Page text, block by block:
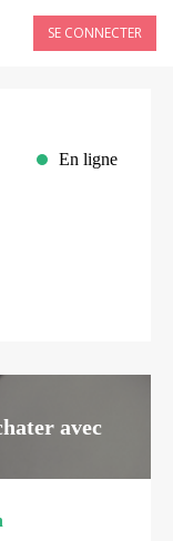
SE CONNECTER
En ligne
avec